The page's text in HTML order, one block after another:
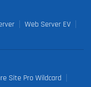
Web Server EV
Site Pro Wildcard